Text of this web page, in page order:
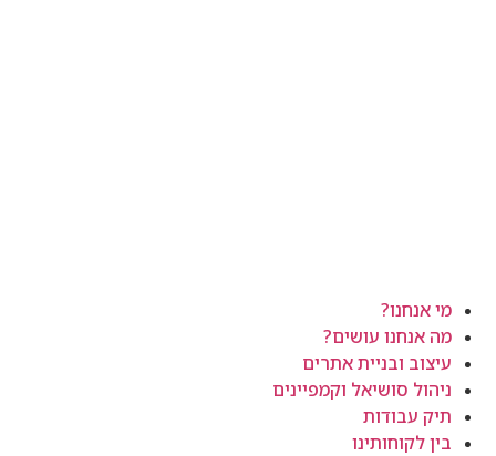
מי אנחנו?
מה אנחנו עושים?
עיצוב ובניית אתרים
ניהול סושיאל וקמפיינים
תיק עבודות
בין לקוחותינו